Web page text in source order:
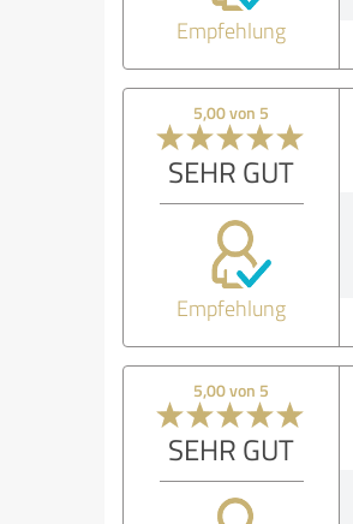
Empfehlung
5,00 von 5
SEHR GUT
Empfehlung
5,00 von 5
SEHR GUT